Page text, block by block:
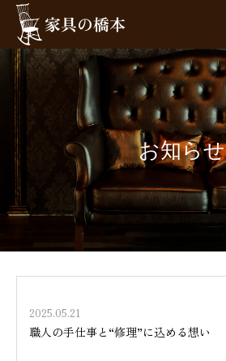
お知らせ
2025.05.21
職人の手仕事と“修理”に込める想い